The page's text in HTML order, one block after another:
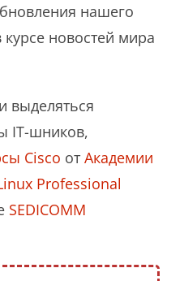
нашего
курсе новостей мира
выделяться
IT-шников,
Cisco от Академии
Professional
SEDICOMM